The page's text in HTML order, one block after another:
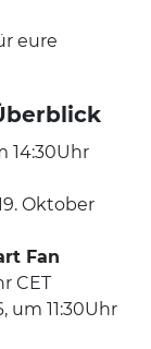
eure
14:30Uhr
Oktober
Fan
CET
um 11:30Uhr